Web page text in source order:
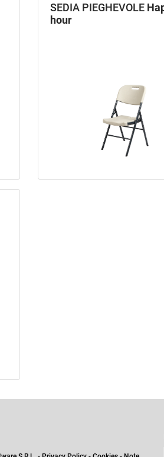
SEDIA PIEGHEVOLE
hour